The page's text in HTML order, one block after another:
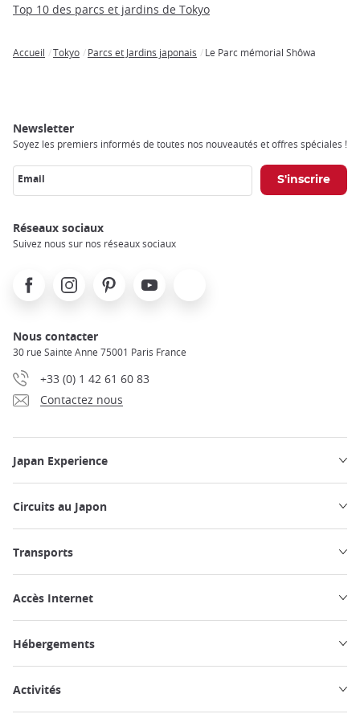
Top 10 des parcs et jardins de Tokyo
Accueil Tokyo Parcs et Jardins japonais Le Parc mémorial Shôwa
Newsletter
Soyez les premiers informés de toutes nos nouveautés et offres spéciales !
Email
Réseaux sociaux
Suivez nous sur nos réseaux sociaux
FacebookInstagramPinterest Youtube
Nous contacter
30 rue Sainte Anne 75001 Paris France
+33 (0) 1 42 61 60 83
Contactez nous
Japan Experience
Circuits au Japon
Transports
Accès Internet
Hébergements
Activités